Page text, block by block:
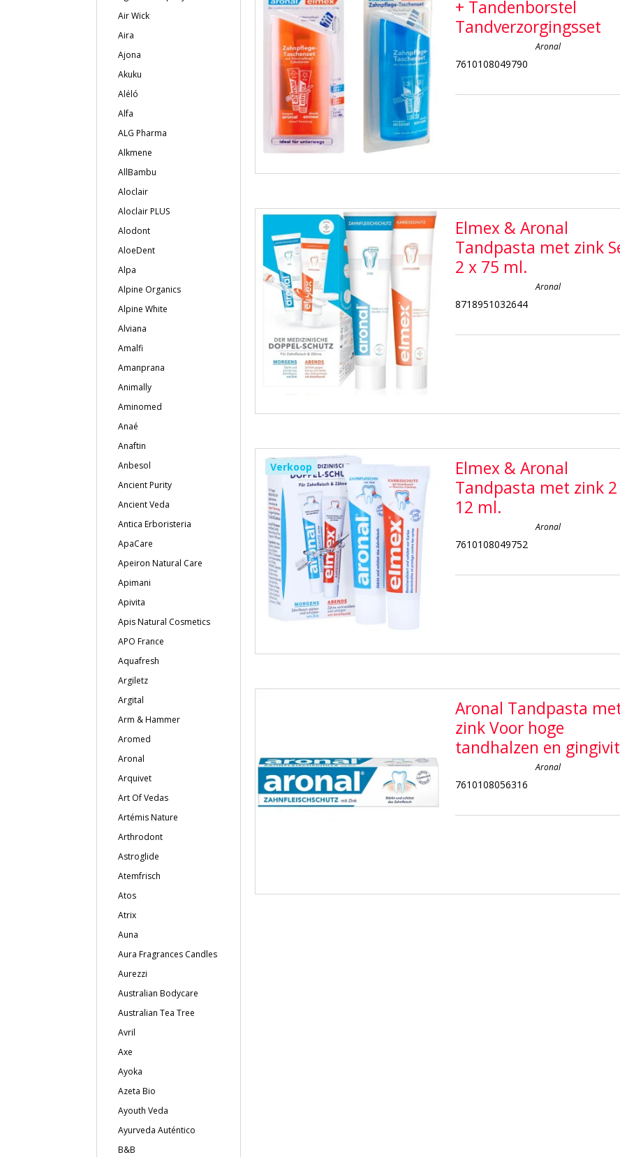
Air Wick
Aira
Ajona
Akuku
Aléló
Alfa
ALG Pharma
Alkmene
AllBambu
Aloclair
Aloclair PLUS
Alodont
AloeDent
Alpa
Alpine Organics
Alpine White
Alviana
Amalfi
Amanprana
Animally
Aminomed
Anaé
Anaftin
Anbesol
Ancient Purity
Ancient Veda
Antica Erboristeria
ApaCare
Apeiron Natural Care
Apimani
Apivita
Apis Natural Cosmetics
APO France
Aquafresh
Argiletz
Argital
Arm & Hammer
Aromed
Aronal
Arquivet
Art Of Vedas
Artémis Nature
Arthrodont
Astroglide
Atemfrisch
Atos
Atrix
Auna
Aura Fragrances Candles
Aurezzi
Australian Bodycare
Australian Tea Tree
Avril
Axe
Ayoka
Azeta Bio
Ayouth Veda
Ayurveda Auténtico
B&B
+ Tandenborstel
Tandverzorgingsset
Aronal
7610108049790
Elmex & Aronal
Tandpasta met zink
2 x 75 ml.
Aronal
8718951032644
Verkoop
Elmex & Aronal
Tandpasta met zink
12 ml.
Aronal
7610108049752
Aronal Tandpasta
zink Voor hoge
tandhalzen en
Aronal
7610108056316